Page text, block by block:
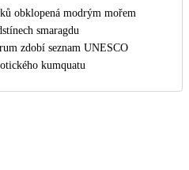
obklopená modrým mořem
smaragdu
zdobí seznam UNESCO
kumquatu